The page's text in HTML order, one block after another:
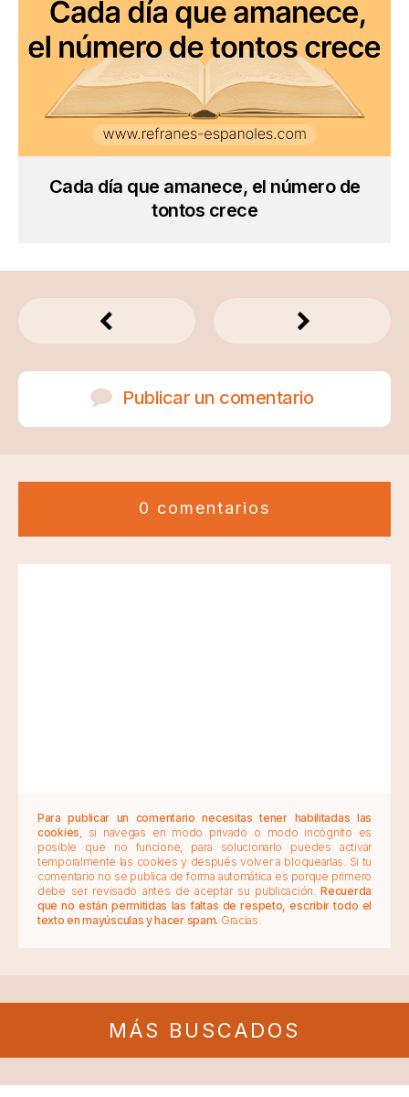
Cada día que amanece, el número de
tontos crece
Publicar un comentario
0 comentarios
Para publicar un comentario necesitas tener habilitadas las
cookies , si navegas en modo privado o modo incógnito es
posible que no funcione, para solucionarlo puedes activar
temporalmente las cookies y después volver a bloquearlas. Si tu
comentario no se publica de forma automática es porque primero
debe ser revisado antes de aceptar su publicación.Recuerda
que no están permitidas las faltas de respeto, escribir todo el
texto en mayúsculas y hacer spam. Gracias.
MÁS BUSCADOS